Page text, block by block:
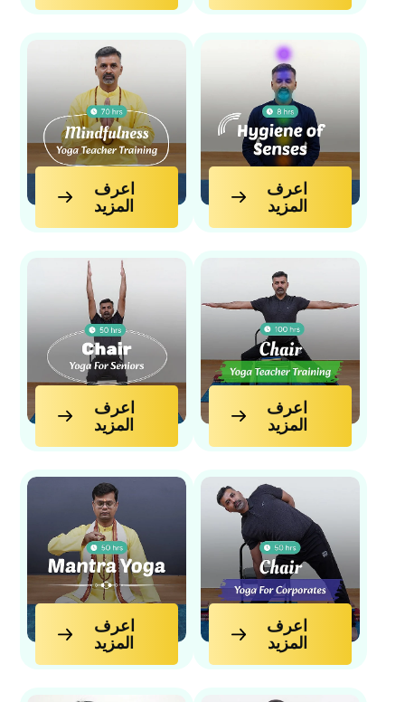
اعرف
المزيد
اعرف
المزيد
اعرف
المزيد
اعرف
المزيد
اعرف
المزيد
اعرف
المزيد
اعرف المزيد اعرف المزيد
اعرف المزيد اعرف المزيد